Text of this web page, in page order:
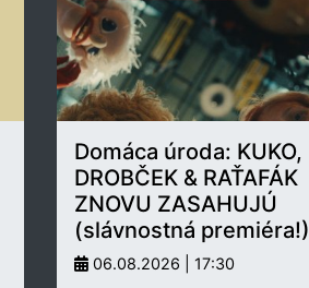
Domáca úroda: KUKO,
DROBČEK & RAŤAFÁK
ZNOVU ZASAHUJÚ
(slávnostná premiéra!)
06.08.2026 | 17:30